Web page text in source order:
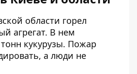
области горел
агрегат. В нем
кукурузы. Пожар
а люди не